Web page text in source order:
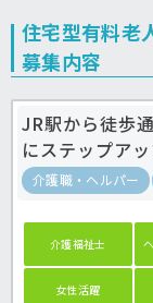
住宅型有料老
募集内容
JR駅から徒歩
にステップア
介護職・ヘルパー
介護福祉士
女性活躍